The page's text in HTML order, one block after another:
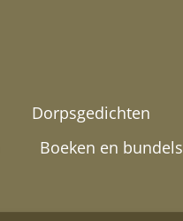
Dorpsgedichten
Boeken en bundels